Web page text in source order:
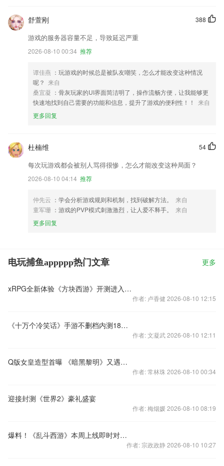
388
舒萱刚
游戏的服务器容量不足，导致延迟严重
2026-08-10 00:34 推荐
谭佳燕 ：玩游戏的时候总是被队友嘲笑，怎么才能改变这种情况
呢？ 来自
桑宜凝 ：骨灰玩家的UI界面简洁明了，操作流畅方便，让我能够更
快速地找到自己需要的功能和信息，提升了游戏的便利性！！
来自
更多回复
54
杜楠维
每次玩游戏都会被别人骂得很惨，怎么才能改变这种局面？
2026-08-10 04:14 推荐
仲先云 ：学会分析游戏规则和机制，找到破解方法。
来自
童军珊 ：游戏的PVP模式刺激激烈，让人爱不释手。
来自
更多回复
电玩捕鱼appppp热门文章 更多
xRPG全新体验《方块西游》开测进入倒计时
作者: 卢香健 2026-08-10 12:15
《十万个冷笑话》手游不删档内测18日不见不散
作者: 文凝武 2026-08-10 12:11
Q版女皇造型首曝 《暗黑黎明》又遇武媚娘
作者: 常林珠 2026-08-10 00:34
迎接封测《世界2》豪礼盛宴
作者: 梅烟媛 2026-08-10 08:19
爆料！《乱斗西游》本周上线即时对战玩法
作者: 宗政政静 2026-08-10 10:27